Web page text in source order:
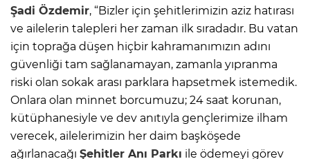
Şadi Özdemir, “Bizler için şehitlerimizin aziz hatırası
ve ailelerin talepleri her zaman ilk sıradadır. Bu vatan
için toprağa düşen hiçbir kahramanımızın adını
güvenliği tam sağlanamayan, zamanla yıpranma
riski olan sokak arası parklara hapsetmek istemedik.
Onlara olan minnet borcumuzu; 24 saat korunan,
kütüphanesiyle ve dev anıtıyla gençlerimize ilham
verecek, ailelerimizin her daim başköşede
ağırlanacağı Şehitler Anı Parkı ile ödemeyi görev